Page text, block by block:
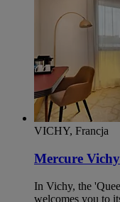
VICHY, Francja
Mercure
In Vichy, the
welcomes you to